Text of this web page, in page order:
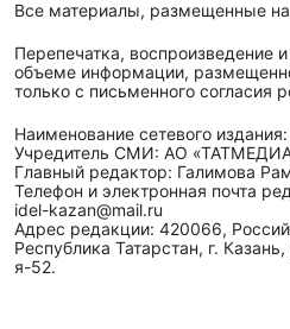
Все материалы, размещенные
Перепечатка, воспроизведение
объеме информации,
только с письменного согласия
Наименование сетевого
Учредитель СМИ: АО
Главный редактор: Галимова
Телефон и электронная почта
idel-kazan@mail.ru
Адрес редакции: 420066,
Республика Татарстан, г.
я-52.